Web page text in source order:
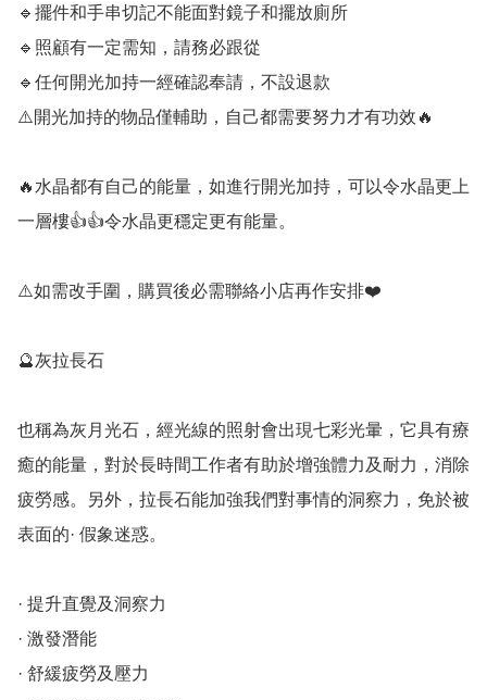
🔹️擺件和手串切記不能面對鏡子和擺放廁所
🔹️照顧有一定需知，請務必跟從
🔹️任何開光加持一經確認奉請，不設退款
⚠️開光加持的物品僅輔助，自己都需要努力才有功效🔥
🔥水晶都有自己的能量，如進行開光加持，可以令水晶更上
一層樓👍👍令水晶更穩定更有能量。
⚠️如需改手圍，購買後必需聯絡小店再作安排❤️
🔮灰拉長石
也稱為灰月光石，經光線的照射會出現七彩光暈，它具有療
癒的能量，對於長時間工作者有助於增強體力及耐力，消除
疲勞感。另外，拉長石能加強我們對事情的洞察力，免於被
表面的· 假象迷惑。
· 提升直覺及洞察力
· 激發潛能
· 舒緩疲勞及壓力